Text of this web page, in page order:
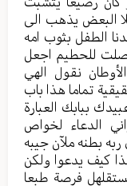
البعض يذهب الى
الطفل بثوب امه
للحطيم اجعل
نقول الهي
تماما هذا باب
ببابك العبارة
الدعاء لخواص
ربه بطنه ملآن جيبه
كيف يدعوا ولكن
فرصة طبعا